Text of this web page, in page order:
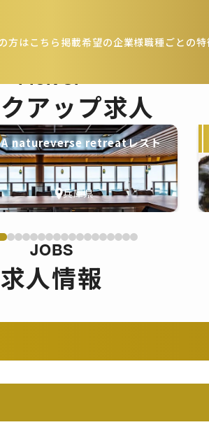
方はこちら 掲載希望の企業様職種ごとの特
アップ求人
natureverse retreatレスト
兵庫県
JOBS
求人情報